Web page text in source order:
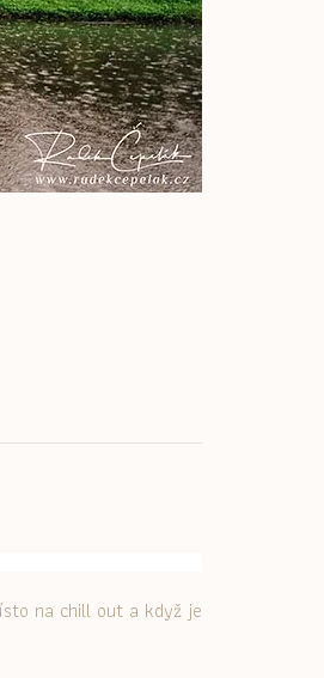
na chill out a když je